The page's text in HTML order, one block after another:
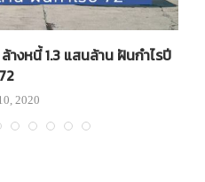
งหนี้ 1.3 แสนล้าน ฝันกำไรปี
72
2020